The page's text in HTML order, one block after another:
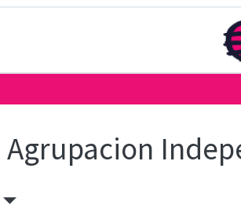
Agrupacion